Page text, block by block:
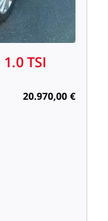
1.0TSI
20.970,00 €